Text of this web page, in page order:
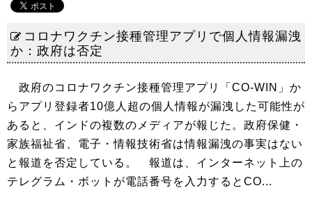
コロナワクチン接種管理アプリで個人情報漏洩
か：政府は否定
政府のコロナワクチン接種管理アプリ「CO-WIN」か
らアプリ登録者10億人超の個人情報が漏洩した可能性が
あると、インドの複数のメディアが報じた。政府保健・
家族福祉省、電子・情報技術省は情報漏洩の事実はない
と報道を否定している。 報道は、インターネット上の
テレグラム・ボットが電話番号を入力するとCO...